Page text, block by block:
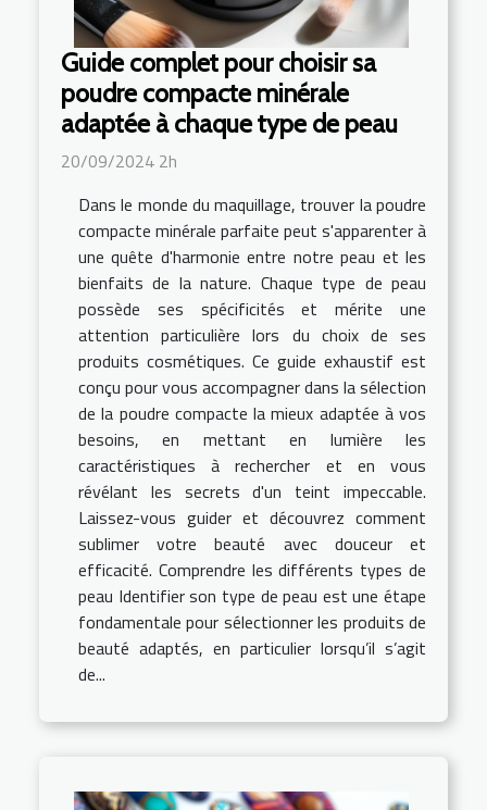
Guide complet pour choisir sa
poudre compacte minérale
adaptée à chaque type de peau
20/09/2024 2h
Dans le monde du maquillage, trouver la poudre
compacte minérale parfaite peut s'apparenter à
une quête d'harmonie entre notre peau et les
bienfaits de la nature. Chaque type de peau
possède ses spécificités et mérite une
attention particulière lors du choix de ses
produits cosmétiques. Ce guide exhaustif est
conçu pour vous accompagner dans la sélection
de la poudre compacte la mieux adaptée à vos
besoins, en mettant en lumière les
caractéristiques à rechercher et en vous
révélant les secrets d'un teint impeccable.
Laissez-vous guider et découvrez comment
sublimer votre beauté avec douceur et
efficacité. Comprendre les différents types de
peau Identifier son type de peau est une étape
fondamentale pour sélectionner les produits de
beauté adaptés, en particulier lorsqu’il s’agit
de...